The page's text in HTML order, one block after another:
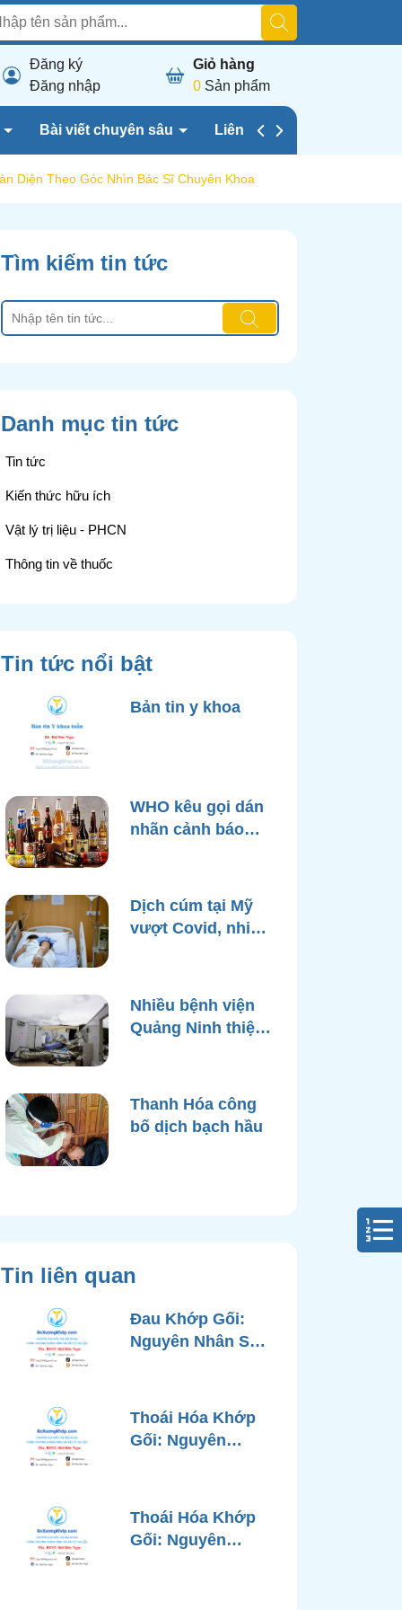
Đăng ký
Đăng nhập
Giỏ hàng
0 Sản phẩm
Bài viết chuyên sâu Liên hệ chúng tôi
Diện Theo Góc Nhìn Bác Sĩ Chuyên Khoa
Tìm kiếm tin tức
Danh mục tin tức
Tin tức
Kiến thức hữu ích
Vật lý trị liệu - PHCN
Thông tin về thuốc
Tin tức nổi bật
Bản tin y khoa
WHO kêu gọi dán
nhãn cảnh báo
Dịch cúm tại Mỹ
vượt Covid, nhiều
Nhiều bệnh viện
Quảng Ninh thiệt
Yagi
Thanh Hóa công
bố dịch bạch hầu
Tin liên quan
Đau Khớp Gối:
Nguyên Nhân Sâu
Phương Pháp
Điều Trị Tiên Tiến
Từ Góc Nhìn Bác
Thoái Hóa Khớp
Gối: Nguyên
Đoán và Các
Phương Pháp
Điều Trị Chuẩn Y
Thoái Hóa Khớp
Gối: Nguyên